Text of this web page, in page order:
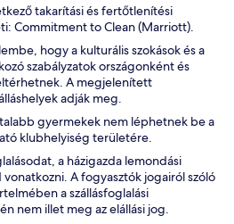
takarítási és fertőtlenítési
Commitment to Clean (Marriott).
hogy a kulturális szokások és a
szabályzatok országonként és
A megjelenített
adják meg.
gyermekek nem léphetnek be a
klubhelyiség területére.
a házigazda lemondási
vonatkozni. A fogyasztók jogairól szóló
a szállásfoglalási
nem illet meg az elállási jog.